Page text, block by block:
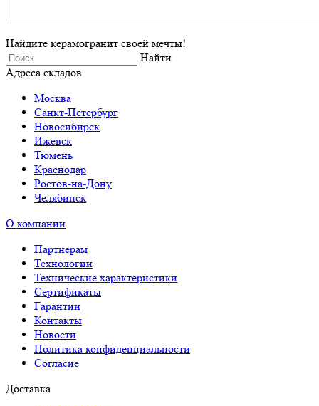
Найдите керамогранит своей мечты!
Найти
Адреса складов
Москва
Санкт-Петербург
Новосибирск
Ижевск
Тюмень
Краснодар
Ростов-на-Дону
Челябинск
О компании
Партнерам
Технологии
Технические характеристики
Сертификаты
Гарантии
Контакты
Новости
Политика конфиденциальности
Согласие
Доставка